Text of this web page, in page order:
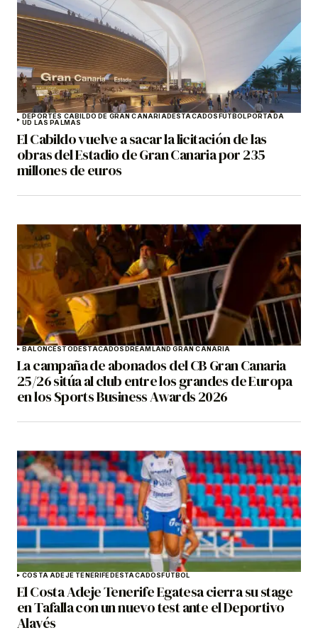
DEPORTES CABILDO DE GRAN CANARIADESTACADOSFÚTBOLPORTADA
UD LAS PALMAS
El Cabildo vuelve a sacar la licitación de las
obras del Estadio de Gran Canaria por 235
millones de euros
BALONCESTODESTACADOSDREAMLAND GRAN CANARIA
La campaña de abonados del CB Gran Canaria
25/26 sitúa al club entre los grandes de Europa
en los Sports Business Awards 2026
COSTA ADEJE TENERIFEDESTACADOSFÚTBOL
El Costa Adeje Tenerife Egatesa cierra su stage
en Tafalla con un nuevo test ante el Deportivo
Alavés